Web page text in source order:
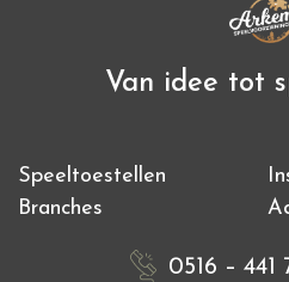
Van idee tot
Speeltoestellen
Branches
0516 – 441